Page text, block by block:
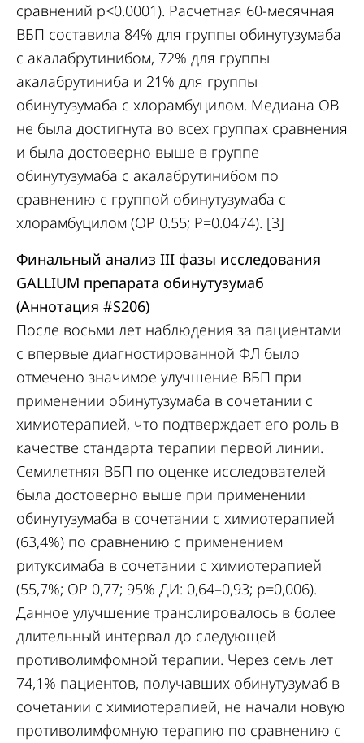
сравнений р<0.0001). Расчетная 60-месячная
ВБП составила 84% для группы обинутузумаба
с акалабрутинибом, 72% для группы
акалабрутиниба и 21% для группы
обинутузумаба с хлорамбуцилом. Медиана ОВ
не была достигнута во всех группах сравнения
и была достоверно выше в группе
обинутузумаба с акалабрутинибом по
сравнению с группой обинутузумаба с
хлорамбуцилом (ОР 0.55; P=0.0474). [3]
Финальный анализ III фазы исследования
GALLIUM препарата обинутузумаб
(Аннотация #S206)
После восьми лет наблюдения за пациентами
с впервые диагностированной ФЛ было
отмечено значимое улучшение ВБП при
применении обинутузумаба в сочетании с
химиотерапией, что подтверждает его роль в
качестве стандарта терапии первой линии.
Семилетняя ВБП по оценке исследователей
была достоверно выше при применении
обинутузумаба в сочетании с химиотерапией
(63,4%) по сравнению с применением
ритуксимаба в сочетании с химиотерапией
(55,7%; ОР 0,77; 95% ДИ: 0,64–0,93; р=0,006).
Данное улучшение транслировалось в более
длительный интервал до следующей
противолимфомной терапии. Через семь лет
74,1% пациентов, получавших обинутузумаб в
сочетании с химиотерапией, не начали новую
противолимфомную терапию по сравнению с